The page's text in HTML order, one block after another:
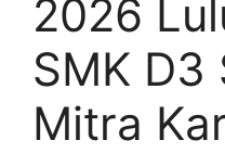
2026
SMK D3
Mitra